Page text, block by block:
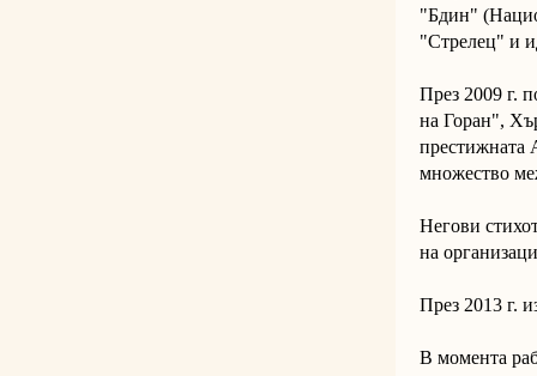
"Бдин"
"Стрелец" и
През 2009 г.
на Горан",
престижната
множество
Негови
на
През 2013 г.
В момента